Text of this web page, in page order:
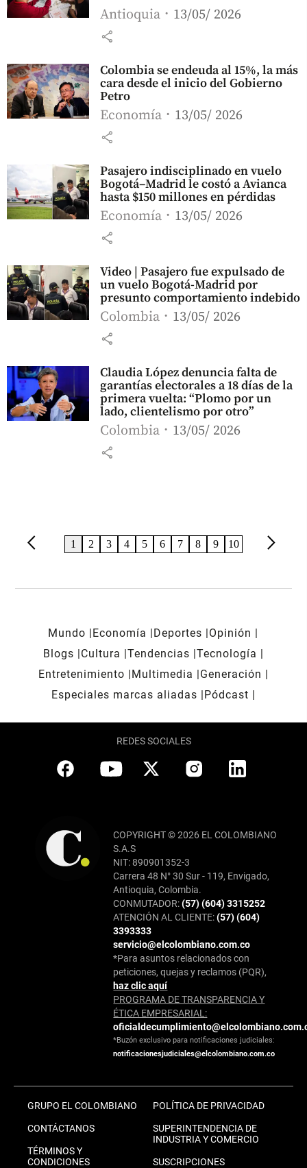
Antioquia 13/05/ 2026
share
Colombia se endeuda al 15%, la más
cara desde el inicio del Gobierno
Petro
Economía 13/05/ 2026
share
Pasajero indisciplinado en vuelo
Bogotá–Madrid le costó a Avianca
hasta $150 millones en pérdidas
Economía 13/05/ 2026
share
Video | Pasajero fue expulsado de
un vuelo Bogotá-Madrid por
presunto comportamiento indebido
Colombia 13/05/ 2026
share
Claudia López denuncia falta de
garantías electorales a 18 días de la
primera vuelta: “Plomo por un
lado, clientelismo por otro”
Colombia 13/05/ 2026
share
arrow_back_ios 1 2 3 4 5 6 7 8 9 10 arrow_forward_ios
Mundo Economía Deportes
Opinión
Blogs
Cultura Tendencias Tecnología
Entretenimiento
Multimedia
Generación
Especiales marcas aliadas
Pódcast
REDES SOCIALES
COPYRIGHT © 2026 EL COLOMBIANO
S.A.S
NIT: 890901352-3
Carrera 48 N° 30 Sur - 119, Envigado,
Antioquia, Colombia.
CONMUTADOR:(57) (604) 3315252
ATENCIÓN AL CLIENTE:(57) (604)
3393333
servicio@elcolombiano.com.co
*Para asuntos relacionados con
peticiones, quejas y reclamos (PQR),
haz clic aquí
PROGRAMA DE TRANSPARENCIA Y
ÉTICA EMPRESARIAL:
*Buzón exclusivo para notificaciones judiciales:
notificacionesjudiciales@elcolombiano.com.co
GRUPO EL COLOMBIANO
CONTÁCTANOS
TÉRMINOS Y
CONDICIONES
POLÍTICA DE PRIVACIDAD
SUPERINTENDENCIA DE
INDUSTRIA Y COMERCIO
SUSCRIPCIONES